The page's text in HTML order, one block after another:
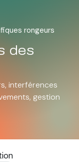
rongeurs
des
interférences
gestion